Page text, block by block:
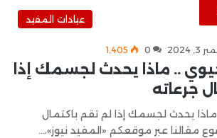
عيادات المفيد
2024
0 1٬405
.. ماذا يحدث لجسمك إذا
جرعاته
يحدث لجسمك إذا لم تقم باكتمال
مقالنا عبر موقعكم «المفيد نيوز»،…